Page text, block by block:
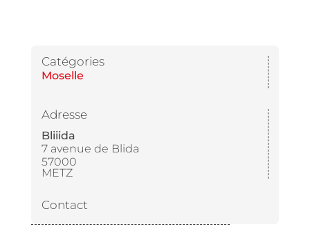
Catégories
Moselle
Adresse
Bliiida
7 avenue de Blida
57000
METZ
Contact